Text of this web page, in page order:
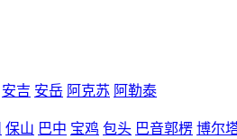
安吉 安岳 阿克苏 阿勒泰
保山 巴中 宝鸡 包头 巴音郭楞 博尔